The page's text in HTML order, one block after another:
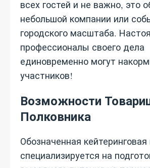
всех гостей и не важно, это
небольшой компании или
городского масштаба.
профессионалы своего дела
единовременно могут
участников!
Возможности
Полковника
Обозначенная
специализируется на